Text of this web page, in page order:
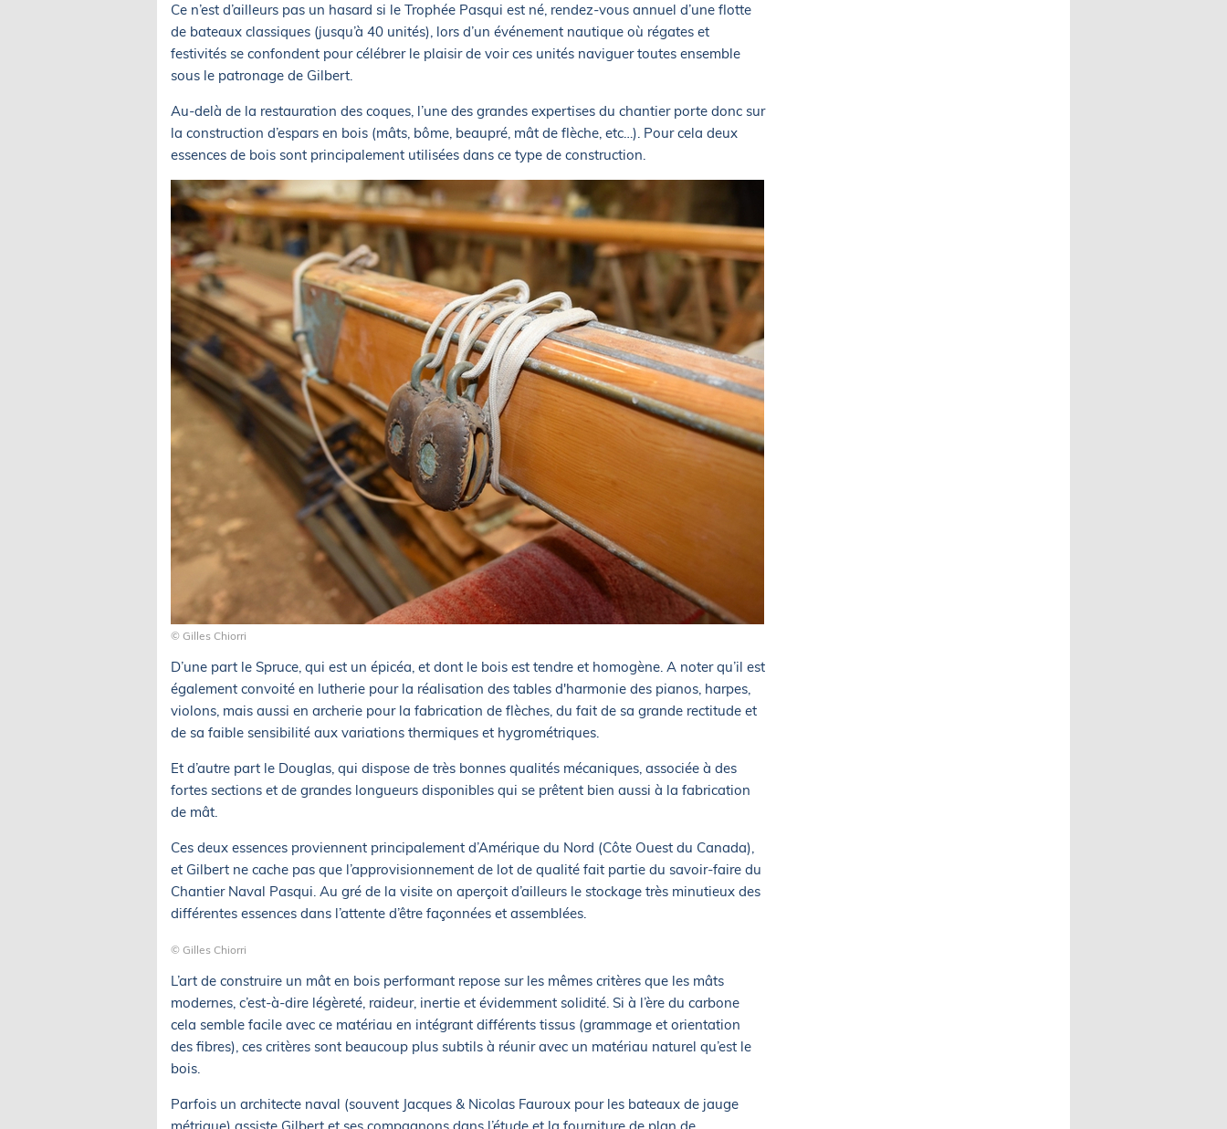
Ce n’est d’ailleurs pas un hasard si le Trophée Pasqui est né, rendez-vous annuel d’une flotte
de bateaux classiques (jusqu’à 40 unités), lors d’un événement nautique où régates et
festivités se confondent pour célébrer le plaisir de voir ces unités naviguer toutes ensemble
sous le patronage de Gilbert.
Au-delà de la restauration des coques, l’une des grandes expertises du chantier porte donc sur
la construction d’espars en bois (mâts, bôme, beaupré, mât de flèche, etc…). Pour cela deux
essences de bois sont principalement utilisées dans ce type de construction.
© Gilles Chiorri
D’une part le Spruce, qui est un épicéa, et dont le bois est tendre et homogène. A noter qu’il est
également convoité en lutherie pour la réalisation des tables d'harmonie des pianos, harpes,
violons, mais aussi en archerie pour la fabrication de flèches, du fait de sa grande rectitude et
de sa faible sensibilité aux variations thermiques et hygrométriques.
Et d’autre part le Douglas, qui dispose de très bonnes qualités mécaniques, associée à des
fortes sections et de grandes longueurs disponibles qui se prêtent bien aussi à la fabrication
de mât.
Ces deux essences proviennent principalement d’Amérique du Nord (Côte Ouest du Canada),
et Gilbert ne cache pas que l’approvisionnement de lot de qualité fait partie du savoir-faire du
Chantier Naval Pasqui. Au gré de la visite on aperçoit d’ailleurs le stockage très minutieux des
différentes essences dans l’attente d’être façonnées et assemblées.
© Gilles Chiorri
L’art de construire un mât en bois performant repose sur les mêmes critères que les mâts
modernes, c’est-à-dire légèreté, raideur, inertie et évidemment solidité. Si à l’ère du carbone
cela semble facile avec ce matériau en intégrant différents tissus (grammage et orientation
des fibres), ces critères sont beaucoup plus subtils à réunir avec un matériau naturel qu’est le
bois.
Parfois un architecte naval (souvent Jacques & Nicolas Fauroux pour les bateaux de jauge